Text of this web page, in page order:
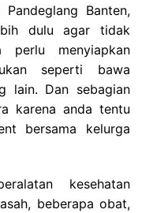
Banten,
dulu agar tidak
perlu menyiapkan
seperti bawa
lain. Dan sebagian
karena anda tentu
bersama kelurga
kesehatan
beberapa obat,